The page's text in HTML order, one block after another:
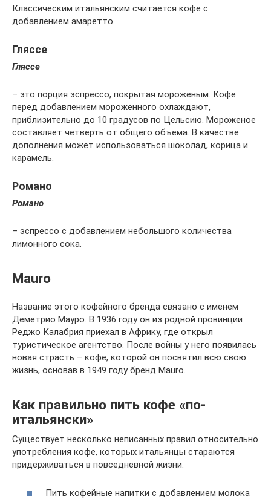
Классическим итальянским считается кофе с
добавлением амаретто.
Гляссе
Гляссе
– это порция эспрессо, покрытая мороженым. Кофе
перед добавлением мороженного охлаждают,
приблизительно до 10 градусов по Цельсию. Мороженое
составляет четверть от общего объема. В качестве
дополнения может использоваться шоколад, корица и
карамель.
Романо
Романо
– эспрессо с добавлением небольшого количества
лимонного сока.
Mauro
Название этого кофейного бренда связано с именем
Деметрио Мауро. В 1936 году он из родной провинции
Реджо Калабрия приехал в Африку, где открыл
туристическое агентство. После войны у него появилась
новая страсть – кофе, которой он посвятил всю свою
жизнь, основав в 1949 году бренд Mauro.
Как правильно пить кофе «по-
итальянски»
Существует несколько неписанных правил относительно
употребления кофе, которых итальянцы стараются
придерживаться в повседневной жизни:
Пить кофейные напитки с добавлением молока